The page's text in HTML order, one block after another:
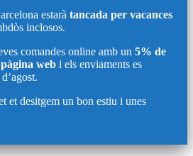
estarà tancada per vacances
inclosos.
comandes online amb un 5% de
web i els enviaments es
et desitgem un bon estiu i unes